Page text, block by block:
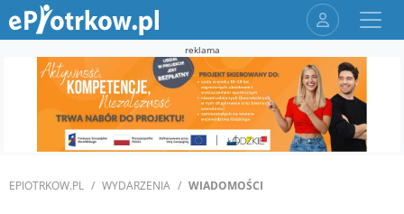
reklama
EPIOTRKOW.PL WYDARZENIA WIADOMOŚCI